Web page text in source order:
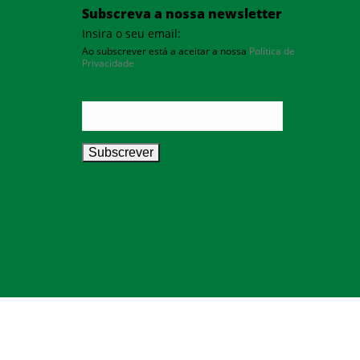
Subscreva a nossa newsletter
Insira o seu email:
Ao subscrever está a aceitar a nossa Política de
Privacidade